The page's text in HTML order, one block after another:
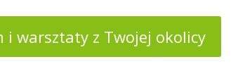
i warsztaty z Twojej okolicy